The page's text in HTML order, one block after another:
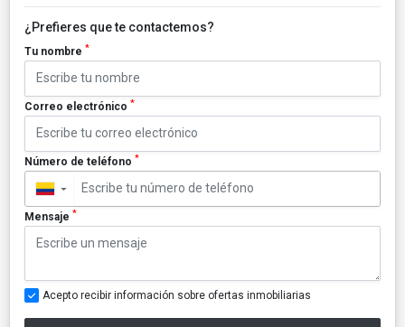
¿Prefieres que te contactemos?
Tu nombre *
Correo electrónico *
Número de teléfono *
▼
Mensaje *
Acepto recibir información sobre ofertas inmobiliarias